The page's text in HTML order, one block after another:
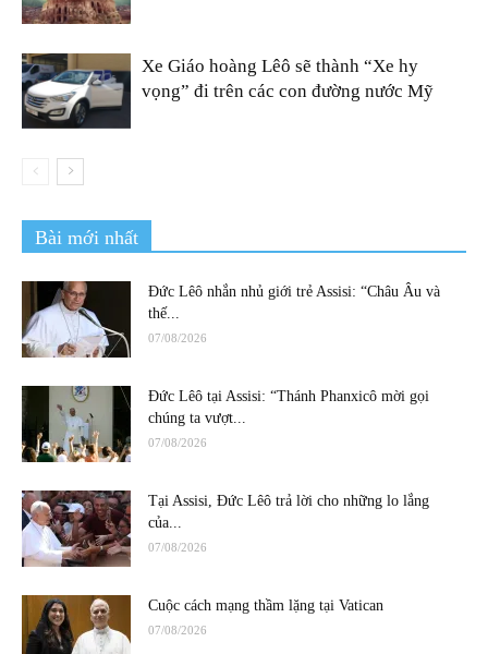
Xe Giáo hoàng Lêô sẽ thành “Xe hy
vọng” đi trên các con đường nước Mỹ
Bài mới nhất
Đức Lêô nhắn nhủ giới trẻ Assisi: “Châu Âu và
thế...
07/08/2026
Đức Lêô tại Assisi: “Thánh Phanxicô mời gọi
chúng ta vượt...
07/08/2026
Tại Assisi, Đức Lêô trả lời cho những lo lắng
của...
07/08/2026
Cuộc cách mạng thầm lặng tại Vatican
07/08/2026